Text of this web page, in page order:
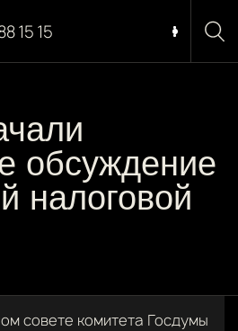
15 15
обсуждение
налоговой
совете комитета Госдумы